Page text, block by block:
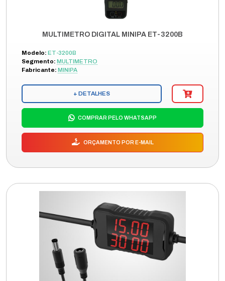
MULTIMETRO DIGITAL MINIPA ET-3200B
Modelo: ET-3200B
Segmento: MULTIMETRO
Fabricante: MINIPA
+ DETALHES
COMPRAR PELO WHATSAPP
ORÇAMENTO POR E-MAIL